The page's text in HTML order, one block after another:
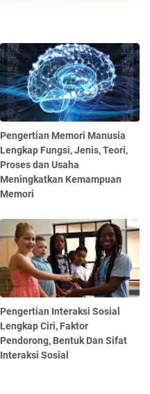
Pengertian Memori Manusia
Lengkap Fungsi, Jenis, Teori,
Proses dan Usaha
Meningkatkan Kemampuan
Memori
Pengertian Interaksi Sosial
Lengkap Ciri, Faktor
Pendorong, Bentuk Dan Sifat
Interaksi Sosial